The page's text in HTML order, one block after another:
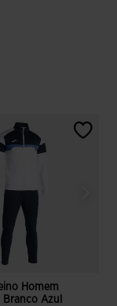
Homem
Branco Azul